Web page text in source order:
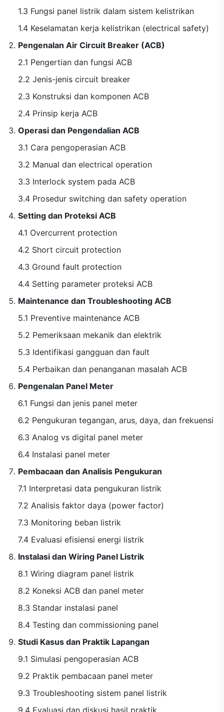
1.3 Fungsi panel listrik dalam sistem kelistrikan
1.4 Keselamatan kerja kelistrikan (electrical safety)
Pengenalan Air Circuit Breaker (ACB)
2.1 Pengertian dan fungsi ACB
2.2 Jenis-jenis circuit breaker
2.3 Konstruksi dan komponen ACB
2.4 Prinsip kerja ACB
Operasi dan Pengendalian ACB
3.1 Cara pengoperasian ACB
3.2 Manual dan electrical operation
3.3 Interlock system pada ACB
3.4 Prosedur switching dan safety operation
Setting dan Proteksi ACB
4.1 Overcurrent protection
4.2 Short circuit protection
4.3 Ground fault protection
4.4 Setting parameter proteksi ACB
Maintenance dan Troubleshooting ACB
5.1 Preventive maintenance ACB
5.2 Pemeriksaan mekanik dan elektrik
5.3 Identifikasi gangguan dan fault
5.4 Perbaikan dan penanganan masalah ACB
Pengenalan Panel Meter
6.1 Fungsi dan jenis panel meter
6.2 Pengukuran tegangan, arus, daya, dan frekuensi
6.3 Analog vs digital panel meter
6.4 Instalasi panel meter
Pembacaan dan Analisis Pengukuran
7.1 Interpretasi data pengukuran listrik
7.2 Analisis faktor daya (power factor)
7.3 Monitoring beban listrik
7.4 Evaluasi efisiensi energi listrik
Instalasi dan Wiring Panel Listrik
8.1 Wiring diagram panel listrik
8.2 Koneksi ACB dan panel meter
8.3 Standar instalasi panel
8.4 Testing dan commissioning panel
Studi Kasus dan Praktik Lapangan
9.1 Simulasi pengoperasian ACB
9.2 Praktik pembacaan panel meter
9.3 Troubleshooting sistem panel listrik